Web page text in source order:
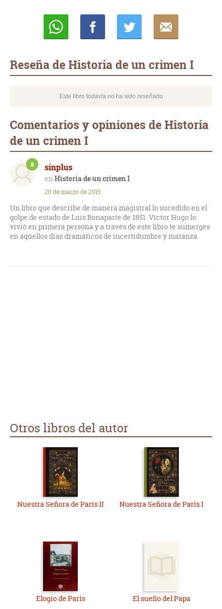
Reseña de Historia de un crimen I
Este libro todavía no ha sido reseñado
Comentarios y opiniones de Historia
de un crimen I
sinplus
Historia de un crimen I
8
20 de marzo de 2015
Un libro que describe de manera magistral lo sucedido en el
golpe de estado de Luis Bonaparte de 1851. Víctor Hugo lo
vivió en primera persona y a través de este libro te sumerges
en aquellos días dramáticos de incertidumbre y matanza.
Otros libros del autor
Nuestra Señora de París II Nuestra Señora de París I
Elogio de París El sueño del Papa